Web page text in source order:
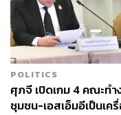
TAGS: เดชรัต สุขกำเนิด
พรรคประชาชน
POLITICS
ศุภจี เปิดเกม 4 คณะท
ชุมชน-เอสเอ็มอีเป็นเค